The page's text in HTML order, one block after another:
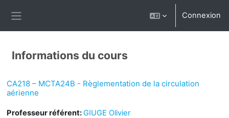
Connexion
Informations du cours
CA218 – MCTA24B - Règlementation de la circulation
aérienne
Professeur référent:GIUGE Olivier